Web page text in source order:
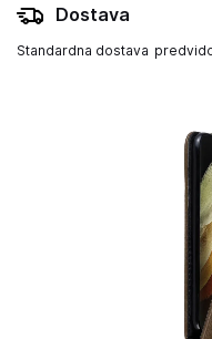
Dostava
Standardna dostava